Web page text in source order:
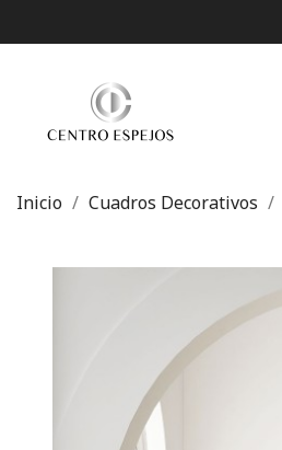
Inicio Cuadros Decorativos